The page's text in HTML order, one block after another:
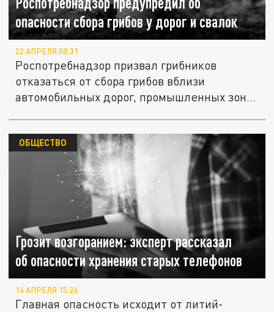
опасности сбора грибов у дорог и свалок
22 АПРЕЛЯ 08:31
Роспотребнадзор призвал грибников
отказаться от сбора грибов вблизи
автомобильных дорог, промышленных зон
Грозит возгоранием: эксперт рассказал
об опасности хранения старых телефонов
ОБЩЕСТВО
14 АПРЕЛЯ 15:26
Главная опасность исходит от литий-